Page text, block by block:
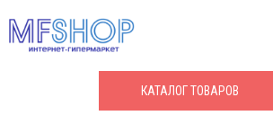
КАТАЛОГТОВАРОВ